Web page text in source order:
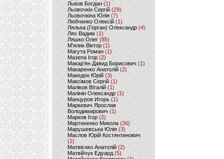
Львов Богдан (1)
Льовочкін Сергій (29)
Льовочкіна Юлія(7)
Любченко Олексій(1)
Лялька (Горган) Олександр(4)
Лях Вадим (1)
Ляшко Олег (85)
М'ялик Віктор(1)
Магута Роман(1)
Мазепа Ігор (2)
Макар'ян Давид Борисович(1)
Макаренко Анатолій (2)
Македон Юрій(3)
Максімов Сергій (1)
Маліков Віталій (1)
Малінін Олександр (1)
Манцуров Игорь (1)
Маркевич Ярослав
Володимирович (1)
Марков Ігор (2)
Мартиненко Микола (26)
Марушевська Юлія (3)
Маслов Юрій Костянтинович
(2)
Матвієнко Анатолій (2)
Матвійчук Едуард(5)